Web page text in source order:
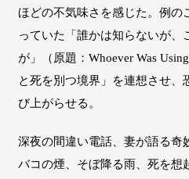
ほどの不気味さを感じた。例の
っていた「誰かは知らないが、
が」（原題：Whoever Was
と死を別つ境界」を連想させ、
び上がらせる。
深夜の間違い電話、妻が語る奇
バコの煙、そぼ降る雨、死を想